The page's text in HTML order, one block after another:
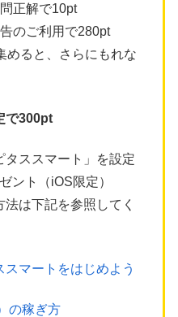
正解で10pt
のご利用で280pt
めると、さらにもれな
で300pt
タススマート」を設定
ント（iOS限定）
は下記を参照してく
マートをはじめよう
の稼ぎ方